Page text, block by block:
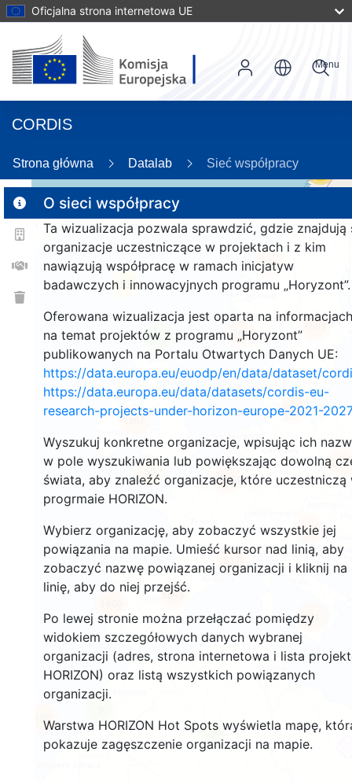
Oficjalna strona internetowa UE
CORDIS
Menu
Strona główna Datalab Sieć współpracy
O sieci współpracy
Ta wizualizacja pozwala sprawdzić, gdzie znajdują
organizacje uczestniczące w projektach i z kim
nawiązują współpracę w ramach inicjatyw
badawczych i innowacyjnych programu „Horyzont”.
Oferowana wizualizacja jest oparta na informacjach
na temat projektów z programu „Horyzont”
publikowanych na Portalu Otwartych Danych UE:
https://data.europa.eu/euodp/en/data/dataset/
https://data.europa.eu/data/datasets/cordis-eu-
research-projects-under-horizon-europe-2021-2027
Wyszukuj konkretne organizacje, wpisując ich
w pole wyszukiwania lub powiększając dowolną
świata, aby znaleźć organizacje, które uczestniczą
progrmaie HORIZON.
Wybierz organizację, aby zobaczyć wszystkie jej
powiązania na mapie. Umieść kursor nad linią, aby
zobaczyć nazwę powiązanej organizacji i kliknij na
linię, aby do niej przejść.
Po lewej stronie można przełączać pomiędzy
widokiem szczegółowych danych wybranej
organizacji (adres, strona internetowa i lista
HORIZON) oraz listą wszystkich powiązanych
organizacji.
Warstwa HORIZON Hot Spots wyświetla mapę,
pokazuje zagęszczenie organizacji na mapie.
160
9
25
161
261
901
7
5849
60
3531
1567
18661
8935
1563